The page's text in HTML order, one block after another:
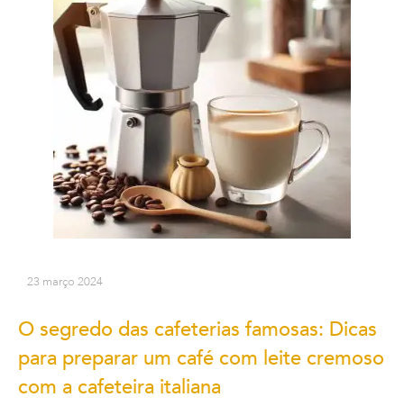
23 março 2024
O segredo das cafeterias famosas: Dicas
para preparar um café com leite cremoso
com a cafeteira italiana